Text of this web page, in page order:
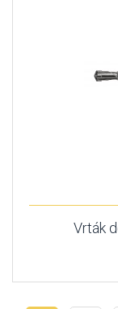
Vrták